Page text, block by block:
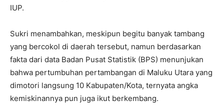
IUP.
Sukri menambahkan, meskipun begitu banyak tambang
yang bercokol di daerah tersebut, namun berdasarkan
fakta dari data Badan Pusat Statistik (BPS) menunjukan
bahwa pertumbuhan pertambangan di Maluku Utara yang
dimotori langsung 10 Kabupaten/Kota, ternyata angka
kemiskinannya pun juga ikut berkembang.